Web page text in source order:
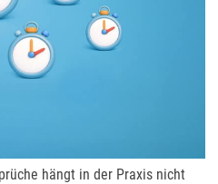
hängt in der Praxis nicht